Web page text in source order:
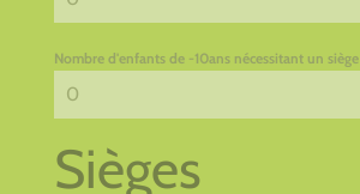
Nombre d'enfants de -10ans nécessitant un siège
Sièges